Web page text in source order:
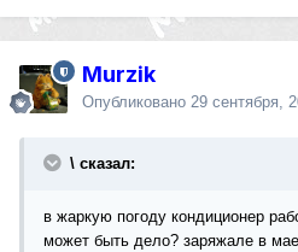
Murzik
Опубликовано 29 сентября,
\ сказал:
в жаркую погоду кондиционер
может быть дело? заряжале в мае